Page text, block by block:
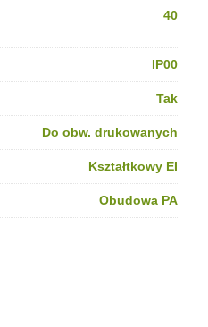
40
IP00
Tak
Do obw. drukowanych
Kształtkowy EI
Obudowa PA